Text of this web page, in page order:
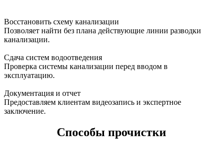
Восстановить схему канализации
Позволяет найти без плана действующие линии разводки
канализации.
Сдача систем водоотведения
Проверка системы канализации перед вводом в
эксплуатацию.
Документация и отчет
Предоставляем клиентам видеозапись и экспертное
заключение.
Способы прочистки